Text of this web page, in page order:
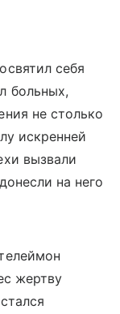
себя
больных,
не столько
искренней
вызвали
на него
жертву